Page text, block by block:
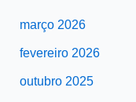
março 2026
fevereiro 2026
outubro 2025